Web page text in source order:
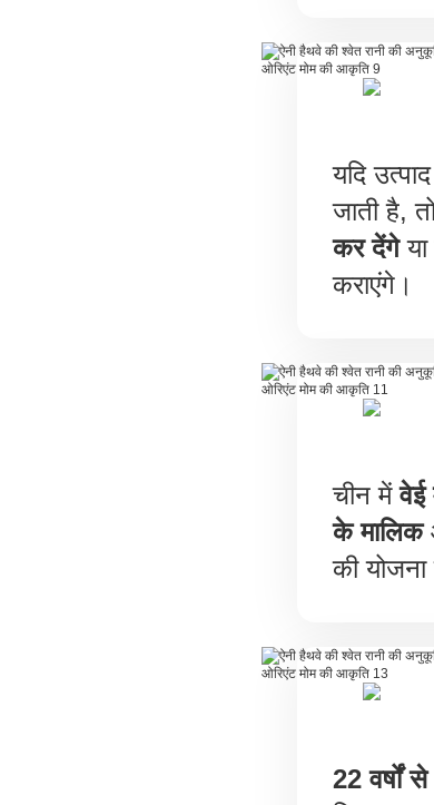
यदि
जाती है,
कर देंगेया
कराएंगे।
चीन मेंवेई
के मालिक
की
22 वर्षों